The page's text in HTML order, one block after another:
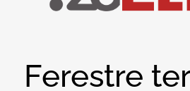
Ferestre